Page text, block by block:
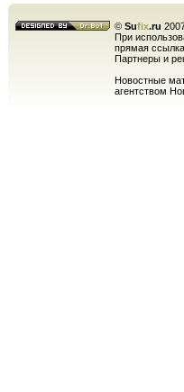
© Sufix.ru
При
прямая
Партнеры и
Новостные
агентством